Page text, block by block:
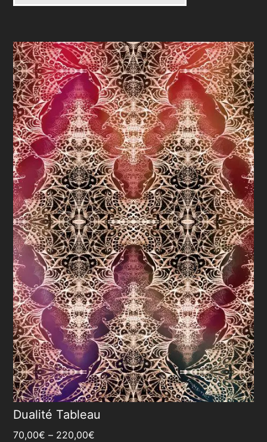
Dualité Tableau
70,00€ – 220,00€